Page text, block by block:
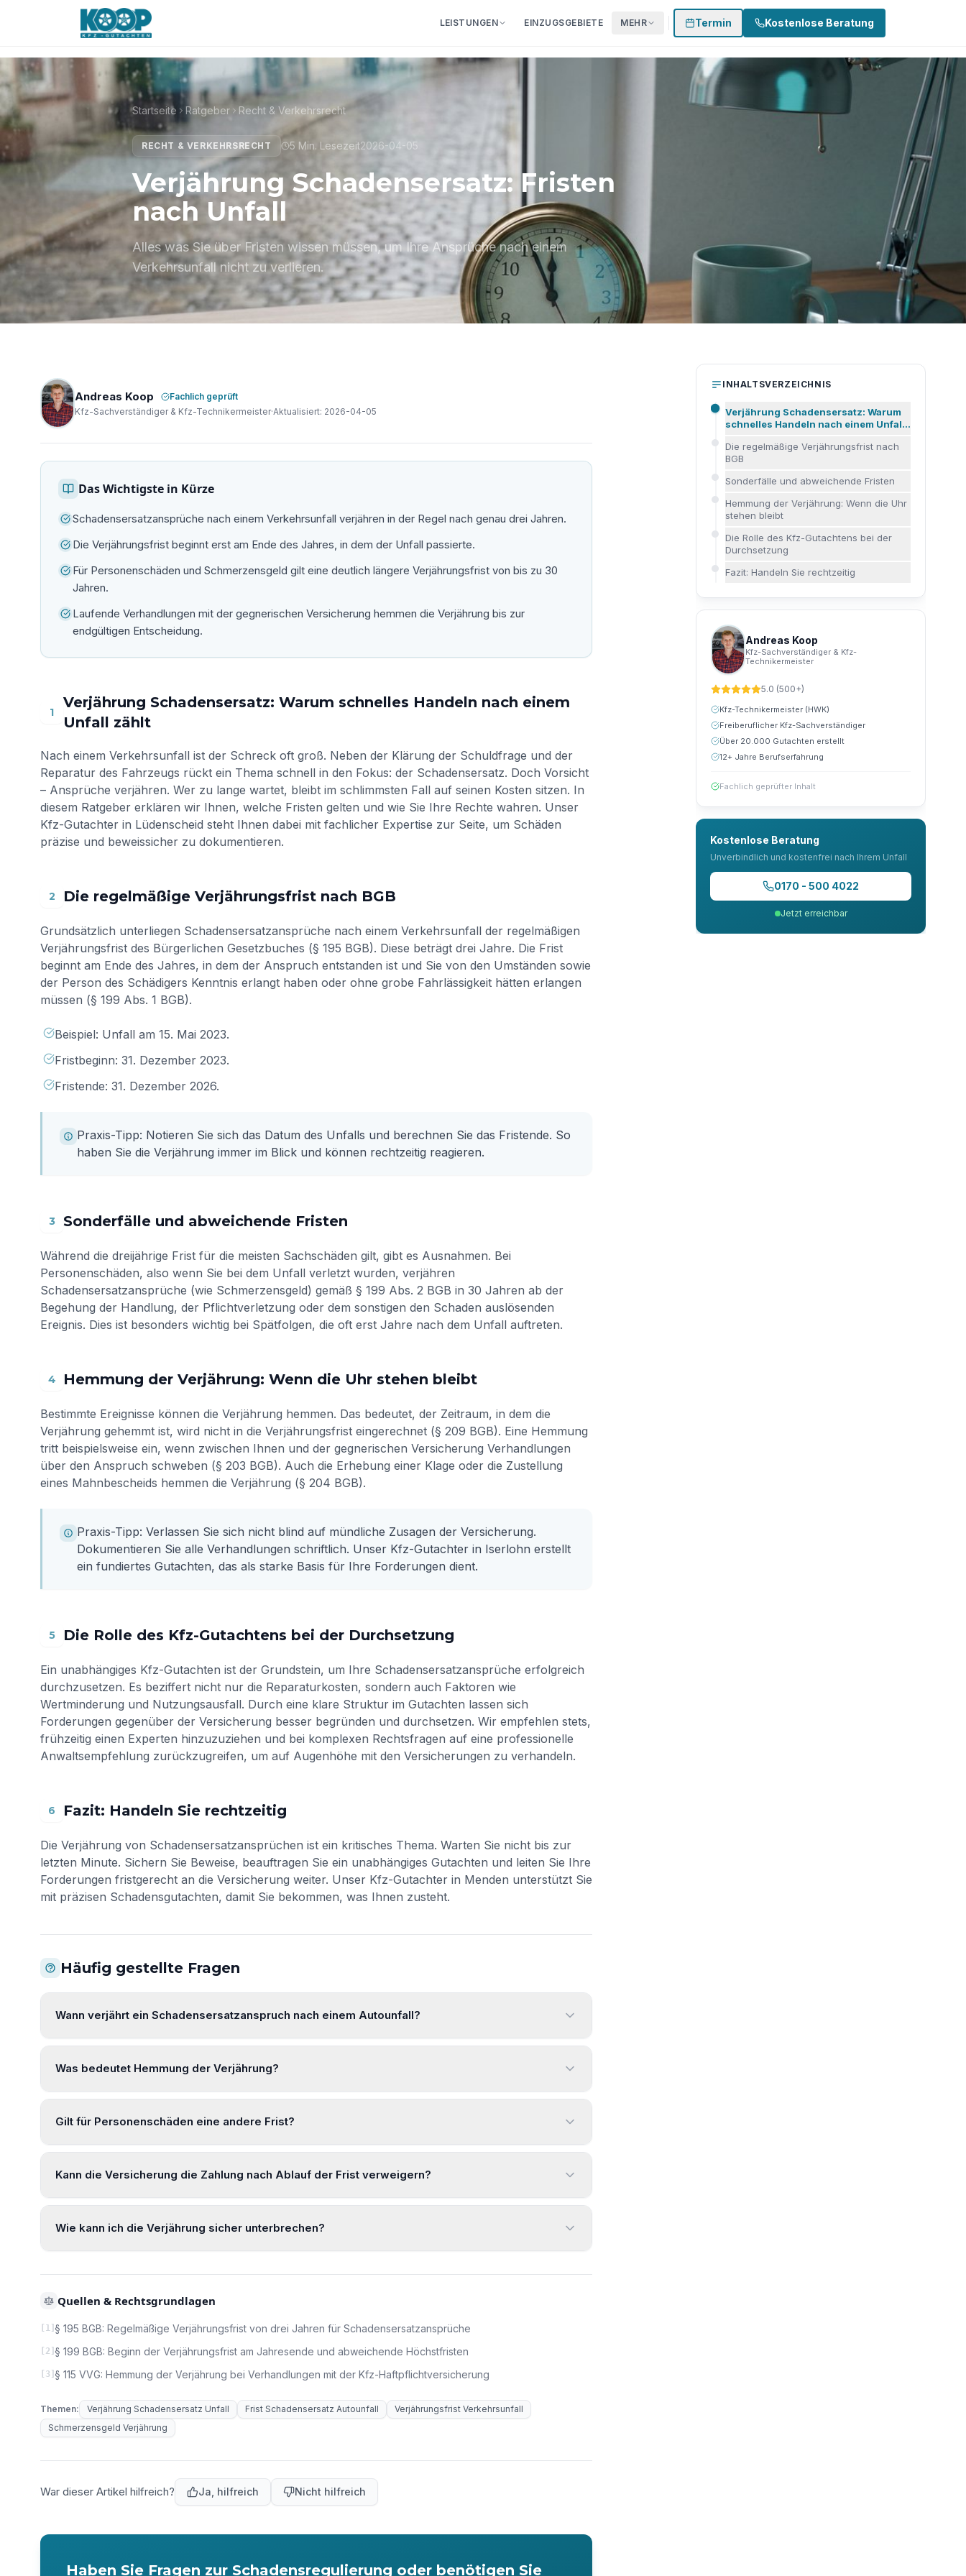
LEISTUNGEN EINZUGSGEBIETE MEHR Termin Kostenlose Beratung
Startseite Ratgeber Recht & Verkehrsrecht
RECHT & VERKEHRSRECHT 5 Min. Lesezeit2026-04-05
Verjährung Schadensersatz: Fristen
nach Unfall
Alles was Sie über Fristen wissen müssen, um Ihre Ansprüche nach einem
Verkehrsunfall nicht zu verlieren.
Andreas Koop
Fachlich geprüft
Kfz-Sachverständiger & Kfz-Technikermeister·Aktualisiert: 2026-04-05
Das Wichtigste in Kürze
Schadensersatzansprüche nach einem Verkehrsunfall verjähren in der Regel nach genau drei Jahren.
Die Verjährungsfrist beginnt erst am Ende des Jahres, in dem der Unfall passierte.
Für Personenschäden und Schmerzensgeld gilt eine deutlich längere Verjährungsfrist von bis zu 30
Jahren.
Laufende Verhandlungen mit der gegnerischen Versicherung hemmen die Verjährung bis zur
endgültigen Entscheidung.
1
Verjährung Schadensersatz: Warum schnelles Handeln nach einem
Unfall zählt
Nach einem Verkehrsunfall ist der Schreck oft groß. Neben der Klärung der Schuldfrage und der
Reparatur des Fahrzeugs rückt ein Thema schnell in den Fokus: der Schadensersatz. Doch Vorsicht
– Ansprüche verjähren. Wer zu lange wartet, bleibt im schlimmsten Fall auf seinen Kosten sitzen. In
diesem Ratgeber erklären wir Ihnen, welche Fristen gelten und wie Sie Ihre Rechte wahren. Unser
Kfz-Gutachter in Lüdenscheid steht Ihnen dabei mit fachlicher Expertise zur Seite, um Schäden
präzise und beweissicher zu dokumentieren.
2 Die regelmäßige Verjährungsfrist nach BGB
Grundsätzlich unterliegen Schadensersatzansprüche nach einem Verkehrsunfall der regelmäßigen
Verjährungsfrist des Bürgerlichen Gesetzbuches (§ 195 BGB). Diese beträgt drei Jahre. Die Frist
beginnt am Ende des Jahres, in dem der Anspruch entstanden ist und Sie von den Umständen sowie
der Person des Schädigers Kenntnis erlangt haben oder ohne grobe Fahrlässigkeit hätten erlangen
müssen (§ 199 Abs. 1 BGB).
Beispiel: Unfall am 15. Mai 2023.
Fristbeginn: 31. Dezember 2023.
Fristende: 31. Dezember 2026.
Praxis-Tipp: Notieren Sie sich das Datum des Unfalls und berechnen Sie das Fristende. So
haben Sie die Verjährung immer im Blick und können rechtzeitig reagieren.
3 Sonderfälle und abweichende Fristen
Während die dreijährige Frist für die meisten Sachschäden gilt, gibt es Ausnahmen. Bei
Personenschäden, also wenn Sie bei dem Unfall verletzt wurden, verjähren
Schadensersatzansprüche (wie Schmerzensgeld) gemäß § 199 Abs. 2 BGB in 30 Jahren ab der
Begehung der Handlung, der Pflichtverletzung oder dem sonstigen den Schaden auslösenden
Ereignis. Dies ist besonders wichtig bei Spätfolgen, die oft erst Jahre nach dem Unfall auftreten.
4 Hemmung der Verjährung: Wenn die Uhr stehen bleibt
Bestimmte Ereignisse können die Verjährung hemmen. Das bedeutet, der Zeitraum, in dem die
Verjährung gehemmt ist, wird nicht in die Verjährungsfrist eingerechnet (§ 209 BGB). Eine Hemmung
tritt beispielsweise ein, wenn zwischen Ihnen und der gegnerischen Versicherung Verhandlungen
über den Anspruch schweben (§ 203 BGB). Auch die Erhebung einer Klage oder die Zustellung
eines Mahnbescheids hemmen die Verjährung (§ 204 BGB).
Praxis-Tipp: Verlassen Sie sich nicht blind auf mündliche Zusagen der Versicherung.
Dokumentieren Sie alle Verhandlungen schriftlich. Unser Kfz-Gutachter in Iserlohn erstellt
ein fundiertes Gutachten, das als starke Basis für Ihre Forderungen dient.
5 Die Rolle des Kfz-Gutachtens bei der Durchsetzung
Ein unabhängiges Kfz-Gutachten ist der Grundstein, um Ihre Schadensersatzansprüche erfolgreich
durchzusetzen. Es beziffert nicht nur die Reparaturkosten, sondern auch Faktoren wie
Wertminderung und Nutzungsausfall. Durch eine klare Struktur im Gutachten lassen sich
Forderungen gegenüber der Versicherung besser begründen und durchsetzen. Wir empfehlen stets,
frühzeitig einen Experten hinzuzuziehen und bei komplexen Rechtsfragen auf eine professionelle
Anwaltsempfehlung zurückzugreifen, um auf Augenhöhe mit den Versicherungen zu verhandeln.
6 Fazit: Handeln Sie rechtzeitig
Die Verjährung von Schadensersatzansprüchen ist ein kritisches Thema. Warten Sie nicht bis zur
letzten Minute. Sichern Sie Beweise, beauftragen Sie ein unabhängiges Gutachten und leiten Sie Ihre
Forderungen fristgerecht an die Versicherung weiter. Unser Kfz-Gutachter in Menden unterstützt Sie
mit präzisen Schadensgutachten, damit Sie bekommen, was Ihnen zusteht.
Häufig gestellte Fragen
Wann verjährt ein Schadensersatzanspruch nach einem Autounfall?
Was bedeutet Hemmung der Verjährung?
Gilt für Personenschäden eine andere Frist?
Kann die Versicherung die Zahlung nach Ablauf der Frist verweigern?
Wie kann ich die Verjährung sicher unterbrechen?
Quellen & Rechtsgrundlagen
1 § 195 BGB: Regelmäßige Verjährungsfrist von drei Jahren für Schadensersatzansprüche
2 § 199 BGB: Beginn der Verjährungsfrist am Jahresende und abweichende Höchstfristen
3 § 115 VVG: Hemmung der Verjährung bei Verhandlungen mit der Kfz-Haftpflichtversicherung
Themen: Verjährung Schadensersatz Unfall Frist Schadensersatz Autounfall
Verjährungsfrist Verkehrsunfall
Schmerzensgeld Verjährung
War dieser Artikel hilfreich? Ja, hilfreich Nicht hilfreich
Haben Sie Fragen zur Schadensregulierung oder benötigen Sie
INHALTSVERZEICHNIS
Verjährung Schadensersatz: Warum
schnelles Handeln nach einem Unfall
Die regelmäßige Verjährungsfrist nach
BGB
Sonderfälle und abweichende Fristen
Hemmung der Verjährung: Wenn die Uhr
stehen bleibt
Die Rolle des Kfz-Gutachtens bei der
Durchsetzung
Fazit: Handeln Sie rechtzeitig
Andreas Koop
Kfz-Sachverständiger & Kfz-
Technikermeister
5.0 (500+)
Kfz-Technikermeister (HWK)
Freiberuflicher Kfz-Sachverständiger
Über 20.000 Gutachten erstellt
12+ Jahre Berufserfahrung
Fachlich geprüfter Inhalt
Kostenlose Beratung
Unverbindlich und kostenfrei nach Ihrem Unfall
0170 - 500 4022
Jetzt erreichbar
Jetzt erreichbar 02351 - 874 3002 0170 - 500 4022 Termin buchen